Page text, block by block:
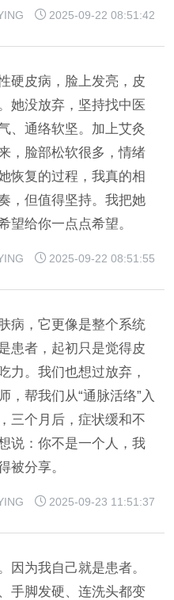
2025-09-22 08:51:42
硬皮病，脸上发亮，皮
她没放弃，坚持找中医
、通络软坚。加上艾灸
，脸部松软很多，情绪
恢复的过程，我真的相
，但值得坚持。我把她
望给你一点点希望。
2025-09-22 08:51:55
病，它更像是整个系统
患者，起初只是觉得皮
力。我们也想过放弃，
，帮我们从“通脉活络”入
三个月后，症状缓和不
说：你不是一个人，我
被分享。
2025-09-23 11:51:37
因为我自己就是患者。
手脚发硬、连洗头都变